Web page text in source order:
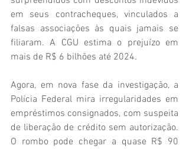
em seus contracheques, vinculados a
falsas associações às quais jamais se
filiaram. A CGU estima o prejuízo em
mais de R$ 6 bilhões até 2024.
Agora, em nova fase da investigação, a
Polícia Federal mira irregularidades em
empréstimos consignados, com suspeita
de liberação de crédito sem autorização.
O rombo pode chegar a quase R$ 90